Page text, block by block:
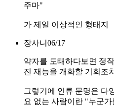
주마"
가 제일 이상적인 형태지
장사니 06/17
약자를 도태하다보면 정
진 재능을 개화할 기회조
그렇기에 인류 문명은 다
요 없는 사람이란 "누군